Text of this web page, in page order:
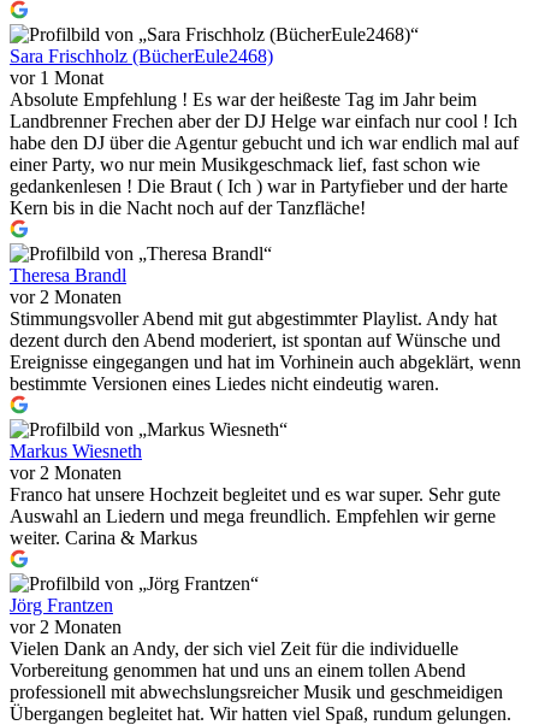
Sara Frischholz (BücherEule2468)
vor 1 Monat
Absolute Empfehlung ! Es war der heißeste Tag im Jahr beim
Landbrenner Frechen aber der DJ Helge war einfach nur cool ! Ich
habe den DJ über die Agentur gebucht und ich war endlich mal auf
einer Party, wo nur mein Musikgeschmack lief, fast schon wie
gedankenlesen ! Die Braut ( Ich ) war in Partyfieber und der harte
Kern bis in die Nacht noch auf der Tanzfläche!
Theresa Brandl
vor 2 Monaten
Stimmungsvoller Abend mit gut abgestimmter Playlist. Andy hat
dezent durch den Abend moderiert, ist spontan auf Wünsche und
Ereignisse eingegangen und hat im Vorhinein auch abgeklärt, wenn
bestimmte Versionen eines Liedes nicht eindeutig waren.
Markus Wiesneth
vor 2 Monaten
Franco hat unsere Hochzeit begleitet und es war super. Sehr gute
Auswahl an Liedern und mega freundlich. Empfehlen wir gerne
weiter. Carina & Markus
Jörg Frantzen
vor 2 Monaten
Vielen Dank an Andy, der sich viel Zeit für die individuelle
Vorbereitung genommen hat und uns an einem tollen Abend
professionell mit abwechslungsreicher Musik und geschmeidigen
Übergangen begleitet hat. Wir hatten viel Spaß, rundum gelungen.